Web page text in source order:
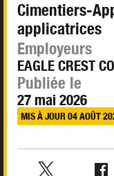
Cimentiers-
applicatrices
Employeurs
EAGLE CREST
Publiée le
27 mai 2026
MIS À JOUR 04 AOÛT